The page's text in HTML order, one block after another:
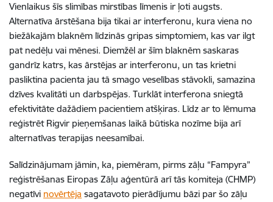
Vienlaikus šīs slimības mirstības līmenis ir ļoti augsts.
Alternatīva ārstēšana bija tikai ar interferonu, kura viena no
biežākajām blaknēm līdzinās gripas simptomiem, kas var ilgt
pat nedēļu vai mēnesi. Diemžēl ar šīm blaknēm saskaras
gandrīz katrs, kas ārstējas ar interferonu, un tas krietni
pasliktina pacienta jau tā smago veselības stāvokli, samazina
dzīves kvalitāti un darbspējas. Turklāt interferona sniegtā
efektivitāte dažādiem pacientiem atšķiras. Līdz ar to lēmuma
reģistrēt Rigvir pieņemšanas laikā būtiska nozīme bija arī
alternatīvas terapijas neesamībai.
Salīdzinājumam jāmin, ka, piemēram, pirms zāļu “Fampyra”
reģistrēšanas Eiropas Zāļu aģentūrā arī tās komiteja (CHMP)
negatīvi novērtēja sagatavoto pierādījumu bāzi par šo zāļu